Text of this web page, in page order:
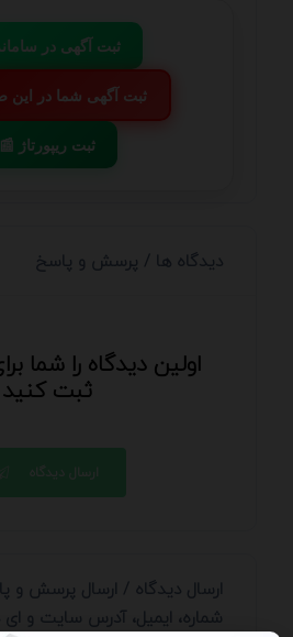
📢 ثبت آگهی در
💬 ثبت آگهی شما در
📰 ثبت ریپورتاژ
دیدگاه ها / پرسش و پاسخ
اولین دیدگاه را شما
ثبت کنید
ارسال دیدگاه
ارسال دیدگاه / ارسال پرسش و
شماره، ایمیل، آدرس سایت و ای